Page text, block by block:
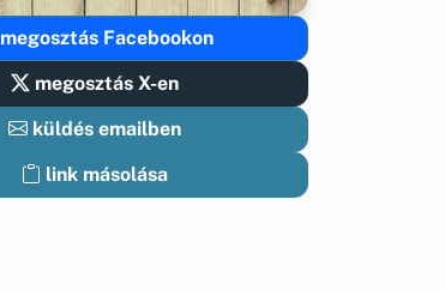
megosztás Facebookon
megosztás X-en
küldés emailben
link másolása